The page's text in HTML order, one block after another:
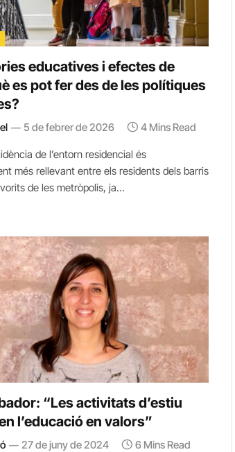
educatives i efectes de
es pot fer des de les polítiques
5 de febrer de 2026 4 Mins Read
de l’entorn residencial és
més rellevant entre els residents dels barris
de les metròpolis, ja…
“Les activitats d’estiu
l’educació en valors”
27 de juny de 2024 6 Mins Read